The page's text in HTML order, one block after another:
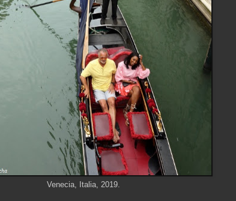
Venecia, Italia, 2019.